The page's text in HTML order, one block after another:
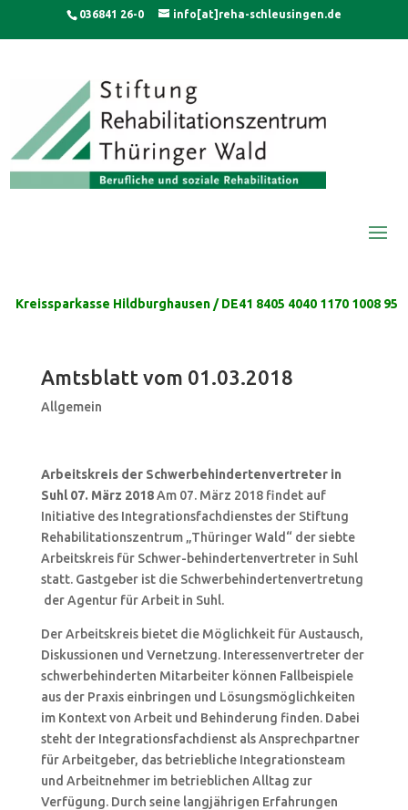
content
036841 26-0 info[at]reha-schleusingen.de
Kreissparkasse Hildburghausen / DE41 8405 4040 1170 1008 95
Amtsblatt vom 01.03.2018
Allgemein
Arbeitskreis der Schwerbehindertenvertreter in
Suhl 07. März 2018 Am 07. März 2018 findet auf
Initiative des Integrationsfachdienstes der Stiftung
Rehabilitationszentrum „Thüringer Wald“ der siebte
Arbeitskreis für Schwer-behindertenvertreter in Suhl
statt. Gastgeber ist die Schwerbehindertenvertretung
der Agentur für Arbeit in Suhl.
Der Arbeitskreis bietet die Möglichkeit für Austausch,
Diskussionen und Vernetzung. Interessenvertreter der
schwerbehinderten Mitarbeiter können Fallbeispiele
aus der Praxis einbringen und Lösungsmöglichkeiten
im Kontext von Arbeit und Behinderung finden. Dabei
steht der Integrationsfachdienst als Ansprechpartner
für Arbeitgeber, das betriebliche Integrationsteam
und Arbeitnehmer im betrieblichen Alltag zur
Verfügung. Durch seine langjährigen Erfahrungen
modal-check